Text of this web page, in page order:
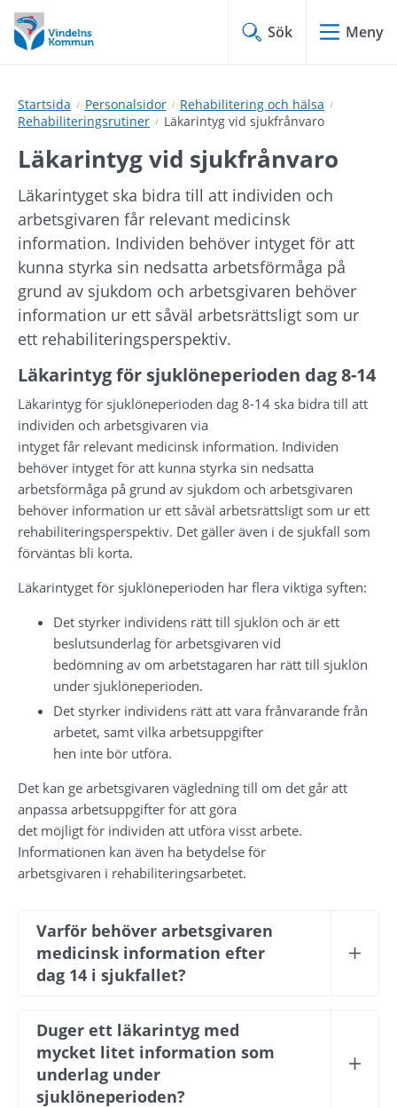
Hoppa
till
innehåll
Hoppa
till
undermeny
Sök Meny
Startsida Personalsidor
Rehabilitering och hälsa
Rehabiliteringsrutiner
Läkarintyg vid sjukfrånvaro
Läkarintyg vid sjukfrånvaro
Läkarintyget ska bidra till att individen och
arbetsgivaren får relevant medicinsk
information. Individen behöver intyget för att
kunna styrka sin nedsatta arbetsförmåga på
grund av sjukdom och arbetsgivaren behöver
information ur ett såväl arbetsrättsligt som ur
ett rehabiliteringsperspektiv.
Läkarintyg för sjuklöneperioden dag 8-14
Läkarintyg för sjuklöneperioden dag 8-14 ska bidra till att
individen och arbetsgivaren via
intyget får relevant medicinsk information. Individen
behöver intyget för att kunna styrka sin nedsatta
arbetsförmåga på grund av sjukdom och arbetsgivaren
behöver information ur ett såväl arbetsrättsligt som ur ett
rehabiliteringsperspektiv. Det gäller även i de sjukfall som
förväntas bli korta.
Läkarintyget för sjuklöneperioden har flera viktiga syften:
Det styrker individens rätt till sjuklön och är ett
beslutsunderlag för arbetsgivaren vid
bedömning av om arbetstagaren har rätt till sjuklön
under sjuklöneperioden.
Det styrker individens rätt att vara frånvarande från
arbetet, samt vilka arbetsuppgifter
hen inte bör utföra.
Det kan ge arbetsgivaren vägledning till om det går att
anpassa arbetsuppgifter för att göra
det möjligt för individen att utföra visst arbete.
Informationen kan även ha betydelse för
arbetsgivaren i rehabiliteringsarbetet.
Varför behöver arbetsgivaren
medicinsk information efter
dag 14 i sjukfallet?
Duger ett läkarintyg med
mycket litet information som
underlag under
sjuklöneperioden?